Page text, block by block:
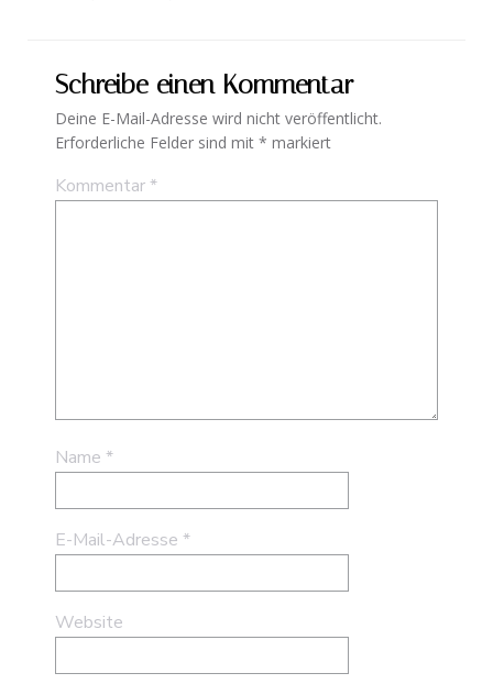
Schreibe einen Kommentar
Deine E-Mail-Adresse wird nicht veröffentlicht.
Erforderliche Felder sind mit * markiert
Kommentar*
Name *
E-Mail-Adresse *
Website